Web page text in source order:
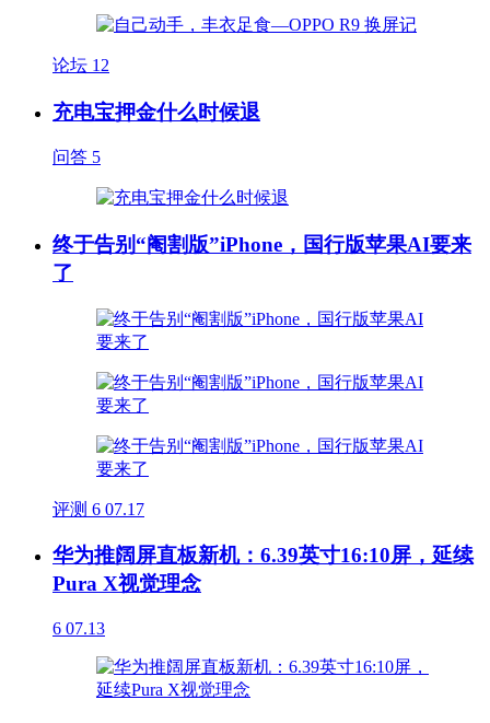
论坛 12
充电宝押金什么时候退
问答 5
终于告别“阉割版”iPhone，国行版苹果AI要来
了
评测 6 07.17
华为推阔屏直板新机：6.39英寸16:10屏，延续
Pura X视觉理念
6 07.13